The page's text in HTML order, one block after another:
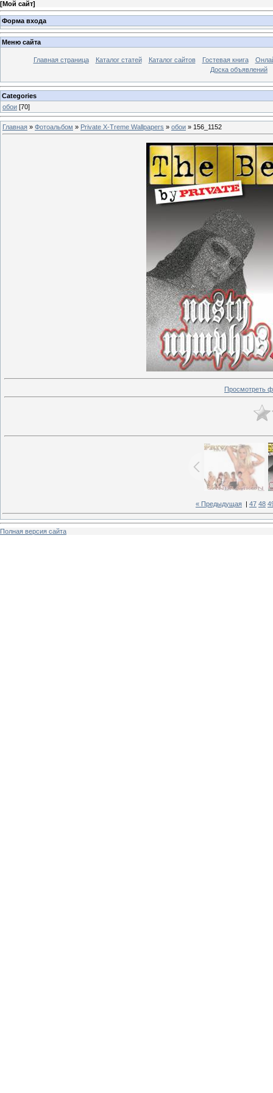
[Мой сайт]
Форма входа
Меню сайта
Главная страница Каталог статей Каталог сайтов Гостевая книга
Доска объявлений
Categories
обои [70]
Главная » Фотоальбом » Private X-Treme Wallpapers » обои » 156_1152
Просмотреть
« Предыдущая 47 48
Полная версия сайта